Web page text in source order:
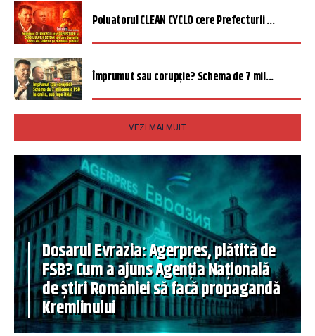
Poluatorul CLEAN CYCLO cere Prefecturii ...
Împrumut sau corupție? Schema de 7 mil...
VEZI MAI MULT
Dosarul Evrazia: Agerpres, plătită de
FSB? Cum a ajuns Agenția Națională
de știri României să facă propagandă
Kremlinului